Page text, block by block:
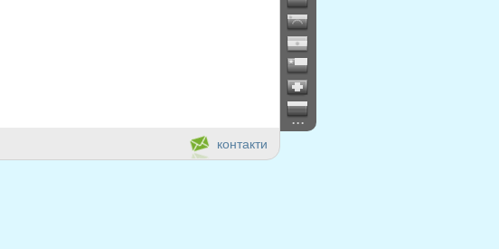
...
контакти